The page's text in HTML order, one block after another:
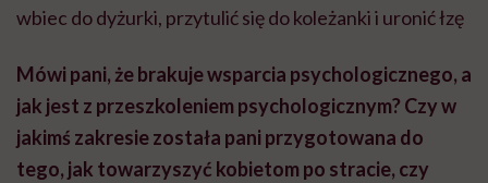
wbiec do dyżurki, przytulić się do koleżanki i uronić łzę
Mówi pani, że brakuje wsparcia psychologicznego, a
jak jest z przeszkoleniem psychologicznym? Czy w
jakimś zakresie została pani przygotowana do
tego, jak towarzyszyć kobietom po stracie, czy